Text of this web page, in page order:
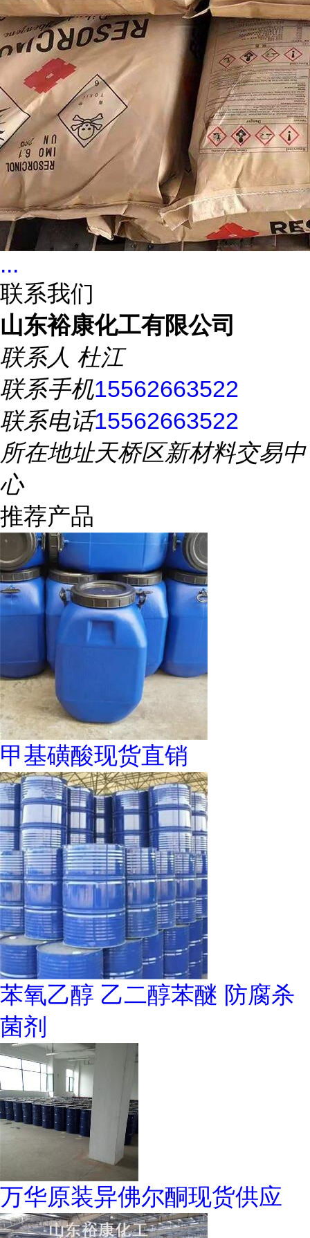
...
联系我们
山东裕康化工有限公司
联系人 杜江
联系手机15562663522
联系电话15562663522
所在地址天桥区新材料交易中
心
推荐产品
甲基磺酸现货直销
苯氧乙醇 乙二醇苯醚 防腐杀
菌剂
万华原装异佛尔酮现货供应